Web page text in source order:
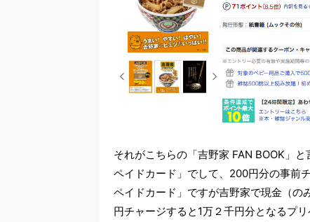
それがこちらの「吉野家 FAN BOOK」
ペイドカード」でして、200円分の事前
ペイドカード」ですが吉野家で現金（の
円チャージすると1万２千円分となるプ